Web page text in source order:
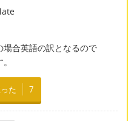
合英語の訳となるので
た 7